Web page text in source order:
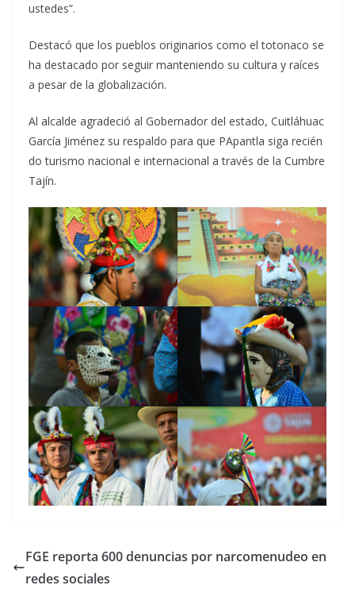
ustedes”.
Destacó que los pueblos originarios como el totonaco se
ha destacado por seguir manteniendo su cultura y raíces
a pesar de la globalización.
Al alcalde agradeció al Gobernador del estado, Cuitláhuac
García Jiménez su respaldo para que PApantla siga recién
do turismo nacional e internacional a través de la Cumbre
Tajín.
FGE reporta 600 denuncias por narcomenudeo en
redes sociales